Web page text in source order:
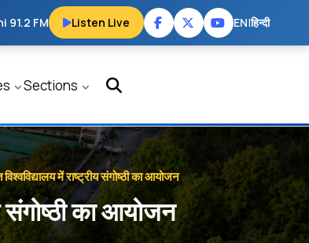
91.2 FM Listen Live EN|हिन्दी
Sections
में राष्ट्रीय संगोष्ठी का आयोजन
संगोष्ठी का आयोजन